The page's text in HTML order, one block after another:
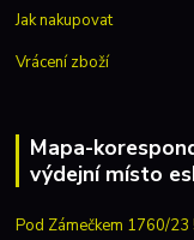
Jak nakupovat
Vrácení zboží
Mapa-
výdejní místo
Pod Zámečkem 1760/